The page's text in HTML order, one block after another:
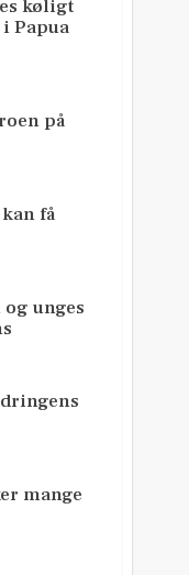
køligt
Papua
på
få
unges
mange